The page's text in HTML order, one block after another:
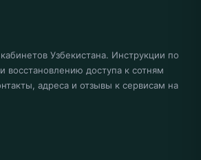
Узбекистана. Инструкции по
восстановлению доступа к сотням
адреса и отзывы к сервисам на